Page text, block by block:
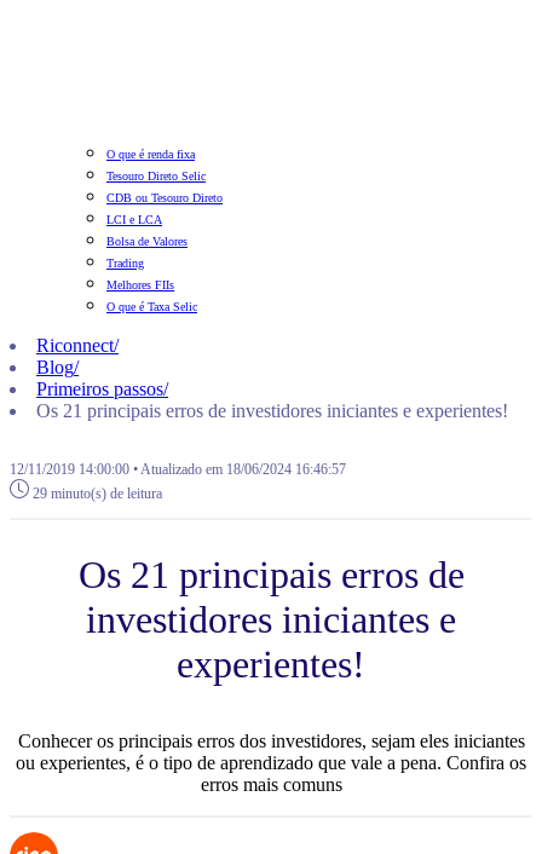
O que é renda fixa
Tesouro Direto Selic
CDB ou Tesouro Direto
LCI e LCA
Bolsa de Valores
Trading
Melhores FIIs
O que é Taxa Selic
Riconnect/
Blog/
Primeiros passos/
Os 21 principais erros de investidores iniciantes e experientes!
12/11/2019 14:00:00 • Atualizado em 18/06/2024 16:46:57
29 minuto(s) de leitura
Os 21 principais erros de
investidores iniciantes e
experientes!
Conhecer os principais erros dos investidores, sejam eles iniciantes
ou experientes, é o tipo de aprendizado que vale a pena. Confira os
erros mais comuns